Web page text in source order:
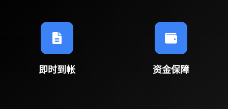
即时到帐 资金保障